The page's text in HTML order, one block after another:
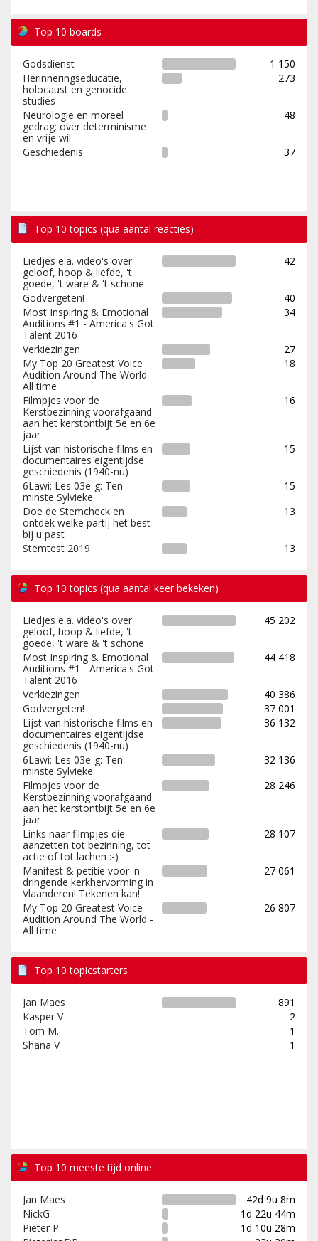
Top 10 boards
Godsdienst
1 150
Herinneringseducatie,
holocaust en genocide
studies
273
Neurologie en moreel
gedrag: over determinisme
en vrije wil
48
Geschiedenis 37
Top 10 topics (qua aantal reacties)
Liedjes e.a. video's over
geloof, hoop & liefde, 't
goede, 't ware & 't schone
42
Godvergeten!
40
Most Inspiring & Emotional
Auditions #1 - America's Got
Talent 2016
34
Verkiezingen
27
My Top 20 Greatest Voice
Audition Around The World -
All time
18
Filmpjes voor de
Kerstbezinning voorafgaand
aan het kerstontbijt 5e en 6e
jaar
16
Lijst van historische films en
documentaires eigentijdse
geschiedenis (1940-nu)
15
6Lawi: Les 03e-g: Ten
minste Sylvieke
15
Doe de Stemcheck en
ontdek welke partij het best
bij u past
13
Stemtest 2019 13
Top 10 topics (qua aantal keer bekeken)
Liedjes e.a. video's over
geloof, hoop & liefde, 't
goede, 't ware & 't schone
45 202
Most Inspiring & Emotional
Auditions #1 - America's Got
Talent 2016
44 418
Verkiezingen
40 386
Godvergeten!
37 001
Lijst van historische films en
documentaires eigentijdse
geschiedenis (1940-nu)
36 132
6Lawi: Les 03e-g: Ten
minste Sylvieke
32 136
Filmpjes voor de
Kerstbezinning voorafgaand
aan het kerstontbijt 5e en 6e
jaar
28 246
Links naar filmpjes die
aanzetten tot bezinning, tot
actie of tot lachen :-)
28 107
Manifest & petitie voor 'n
dringende kerkhervorming in
Vlaanderen! Tekenen kan!
27 061
My Top 20 Greatest Voice
Audition Around The World -
All time
26 807
Top 10 topicstarters
Jan Maes
891
Kasper V
2
Tom M.
1
Shana V
1
Top 10 meeste tijd online
Jan Maes
42d 9u 8m
NickG
1d 22u 44m
Pieter P
1d 10u 28m